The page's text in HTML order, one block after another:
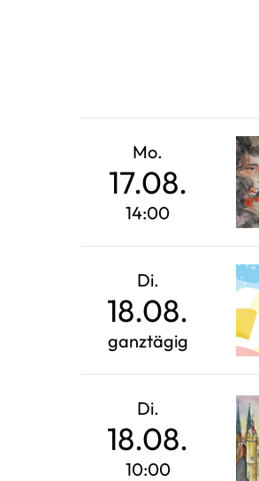
Mo.
17.08.
14:00
Di.
18.08.
ganztägig
Di.
18.08.
10:00